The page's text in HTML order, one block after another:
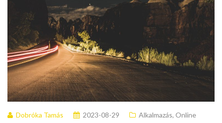
Dobróka Tamás 2023-08-29 Alkalmazás, Online